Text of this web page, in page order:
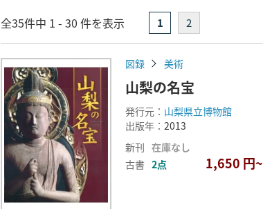
全35件中 1 - 30 件を表示 1 2
図録 美術
山梨の名宝
発行元： 山梨県立博物館
出版年： 2013
新刊 在庫なし
古書 2点 1,650 円~